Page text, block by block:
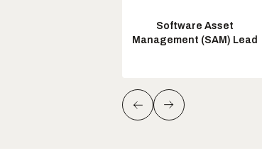
Software Asset
Management (SAM) Lead